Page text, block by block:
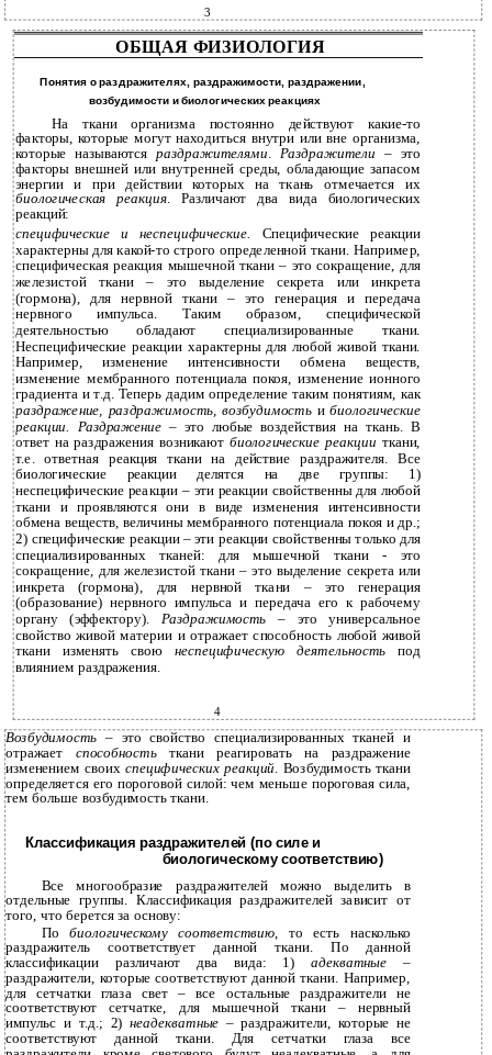
3
ОБЩАЯ ФИЗИОЛОГИЯ
Понятия о раздражителях, раздражимости, раздражении,
возбудимости и биологических реакциях
На ткани организма постоянно действуют какие-то
факторы, которые могут находиться внутри или вне организма,
которые называютсяраздражителями.Раздражители – это
факторы внешней или внутренней среды, обладающие запасом
энергии и при действии которых на ткань отмечается их
биологическая реакция. Различают два вида биологических
реакций:
специфические и неспецифические. Специфические реакции
характерны длякакой-то строго определенной ткани. Например,
специфическая реакция мышечной ткани – это сокращение, для
железистой ткани – это выделение секрета или инкрета
(гормона), для нервной ткани – это генерация и передача
нервного импульса. Таким образом, специфической
деятельностью обладают специализированные ткани.
Неспецифические реакции характерны для любой живой ткани.
Например, изменение интенсивности обмена веществ,
изменение мембранного потенциала покоя, изменение ионного
градиента и т.д. Теперь дадим определение таким понятиям, как
раздражение, раздражимость, возбудимость ибиологические
реакции. Раздражение– это любые воздействия на ткань. В
ответ на раздражения возникают биологические реакции ткани,
т.е. ответная реакция ткани на действие раздражителя. Все
биологические реакции делятся на две группы: 1)
неспецифические реакции – эти реакции свойственны для любой
ткани и проявляются они в виде изменения интенсивности
обмена веществ, величины мембранного потенциала покоя и др.;
2) специфические реакции – эти реакции свойственны только для
специализированных тканей: для мышечной ткани - это
сокращение, для железистой ткани – это выделение секрета или
инкрета (гормона), для нервной ткани – это генерация
(образование) нервного импульса и передача его к рабочему
органу (эффектору).Раздражимость– это универсальное
свойство живой материи и отражает способность любой живой
ткани изменять свою неспецифическую деятельностьпод
влиянием раздражения.
4
Возбудимость– это свойство специализированных тканей и
отражает способность ткани реагировать на раздражение
изменением своих специфических реакций. Возбудимость ткани
определяется его пороговой силой: чем меньше пороговая сила,
тем больше возбудимость ткани.
Классификация раздражителей (по силе и
биологическому соответствию)
Все многообразие раздражителей можно выделить в
отдельные группы. Классификация раздражителей зависит от
того, что берется за основу:
Побиологическому соответствию , то есть насколько
раздражитель соответствует данной ткани. По данной
классификации различают два вида: 1)адекватные –
раздражители, которые соответствуют данной ткани. Например,
для сетчатки глаза свет – все остальные раздражители не
соответствуют сетчатке, для мышечной ткани – нервный
импульс и т.д.; 2)неадекватные – раздражители, которые не
соответствуют данной ткани. Для сетчатки глаза все